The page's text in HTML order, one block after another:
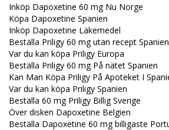
Inköp Dapoxetine 60 mg Nu Norge
Köpa Dapoxetine Spanien
Inköp Dapoxetine Läkemedel
Beställa Priligy 60 mg utan recept Spanien
Var du kan köpa Priligy Europa
Beställa Priligy 60 mg På nätet Spanien
Kan Man Köpa Priligy På Apoteket I
Var du kan köpa Priligy Spanien
Beställa 60 mg Priligy Billig Sverige
Över disken Dapoxetine Belgien
Beställa Dapoxetine 60 mg billigaste